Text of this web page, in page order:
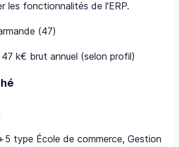
les fonctionnalités de l'ERP.
(47)
k€ brut annuel (selon profil)
type École de commerce, Gestion